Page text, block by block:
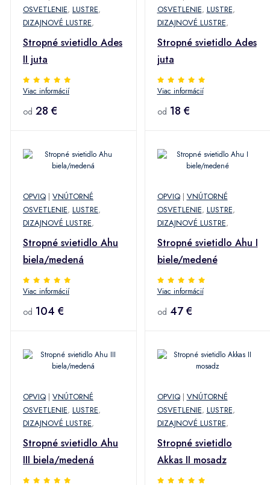
OSVETLENIE, LUSTRE,
DIZAJNOVÉ LUSTRE,
Stropné svietidlo Ades
II juta
Viac informácií
od 28 €
OSVETLENIE, LUSTRE,
DIZAJNOVÉ LUSTRE,
Stropné svietidlo Ades
juta
Viac informácií
od 18 €
OPVIQ | VNÚTORNÉ
OSVETLENIE, LUSTRE,
DIZAJNOVÉ LUSTRE,
Stropné svietidlo Ahu
biela/medená
Viac informácií
od 104 €
OPVIQ| VNÚTORNÉ
OSVETLENIE, LUSTRE,
DIZAJNOVÉ LUSTRE,
Stropné svietidlo Ahu I
biele/medené
Viac informácií
od 47 €
OPVIQ | VNÚTORNÉ
OSVETLENIE, LUSTRE,
DIZAJNOVÉ LUSTRE,
Stropné svietidlo Ahu
III biela/medená
OPVIQ| VNÚTORNÉ
OSVETLENIE, LUSTRE,
DIZAJNOVÉ LUSTRE,
Stropné svietidlo
Akkas II mosadz